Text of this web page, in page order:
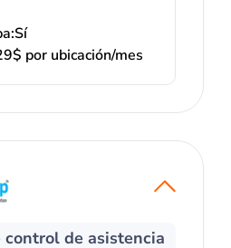
Sí
por ubicación/mes
control de asistencia